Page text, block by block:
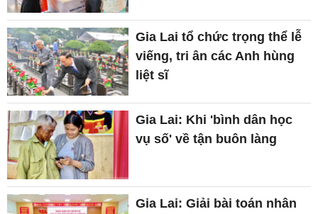
Gia Lai tổ chức trọng thể lễ
viếng, tri ân các Anh hùng
liệt sĩ
Gia Lai: Khi 'bình dân học
vụ số' về tận buôn làng
Gia Lai: Giải bài toán nhân